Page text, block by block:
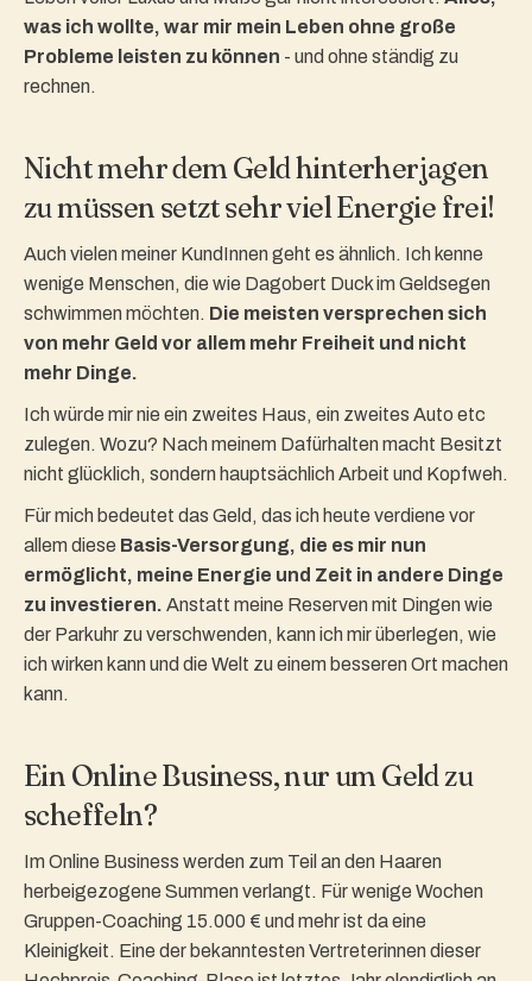
was ich wollte, war mir mein Leben ohne große
Probleme leisten zu können - und ohne ständig zu
rechnen.
Nicht mehr dem Geld hinterherjagen
zu müssen setzt sehr viel Energie frei!
Auch vielen meiner KundInnen geht es ähnlich. Ich kenne
wenige Menschen, die wie Dagobert Duck im Geldsegen
schwimmen möchten. Die meisten versprechen sich
von mehr Geld vor allem mehr Freiheit und nicht
mehr Dinge.
Ich würde mir nie ein zweites Haus, ein zweites Auto etc
zulegen. Wozu? Nach meinem Dafürhalten macht Besitzt
nicht glücklich, sondern hauptsächlich Arbeit und Kopfweh.
Für mich bedeutet das Geld, das ich heute verdiene vor
allem diese Basis-Versorgung, die es mir nun
ermöglicht, meine Energie und Zeit in andere Dinge
zu investieren. Anstatt meine Reserven mit Dingen wie
der Parkuhr zu verschwenden, kann ich mir überlegen, wie
ich wirken kann und die Welt zu einem besseren Ort machen
kann.
Ein Online Business, nur um Geld zu
scheffeln?
Im Online Business werden zum Teil an den Haaren
herbeigezogene Summen verlangt. Für wenige Wochen
Gruppen-Coaching 15.000 € und mehr ist da eine
Kleinigkeit. Eine der bekanntesten Vertreterinnen dieser